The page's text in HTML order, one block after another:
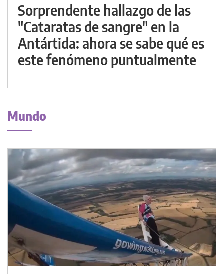
Sorprendente hallazgo de las
"Cataratas de sangre" en la
Antártida: ahora se sabe qué es
este fenómeno puntualmente
Mundo